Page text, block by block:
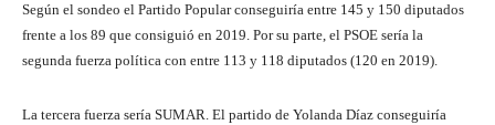
Según el sondeo el Partido Popular conseguiría entre 145 y 150 diputados
frente a los 89 que consiguió en 2019. Por su parte, el PSOE sería la
segunda fuerza política con entre 113 y 118 diputados (120 en 2019).
La tercera fuerza sería SUMAR. El partido de Yolanda Díaz conseguiría